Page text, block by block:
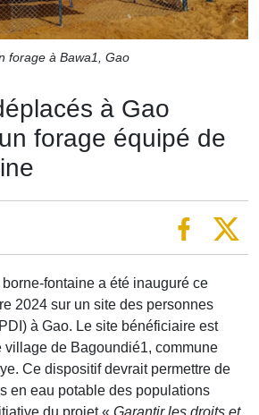
forage à Bawa1, Gao
à Gao
forage équipé de
fontaine a été inauguré ce
2024 sur un site des personnes
à Gao. Le site bénéficiaire est
village de Bagoundié1, commune
Ce dispositif devrait permettre de
en eau potable des populations
du projet « Garantir les droits et